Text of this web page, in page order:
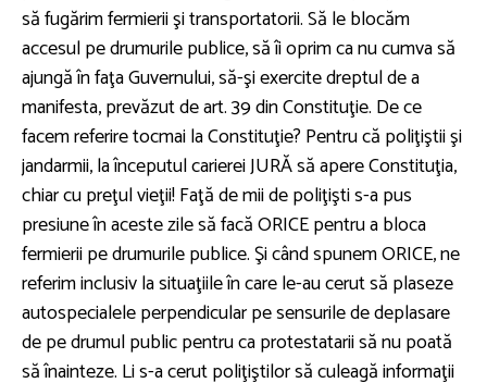
să fugărim fermierii şi transportatorii. Să le blocăm
accesul pe drumurile publice, să îi oprim ca nu cumva să
ajungă în faţa Guvernului, să-şi exercite dreptul de a
manifesta, prevăzut de art. 39 din Constituţie. De ce
facem referire tocmai la Constituţie? Pentru că poliţiştii şi
jandarmii, la începutul carierei JURĂ să apere Constituţia,
chiar cu preţul vieţii! Faţă de mii de poliţişti s-a pus
presiune în aceste zile să facă ORICE pentru a bloca
fermierii pe drumurile publice. Şi când spunem ORICE, ne
referim inclusiv la situaţiile în care le-au cerut să plaseze
autospecialele perpendicular pe sensurile de deplasare
de pe drumul public pentru ca protestatarii să nu poată
să înainteze. Li s-a cerut poliţiştilor să culeagă informaţii